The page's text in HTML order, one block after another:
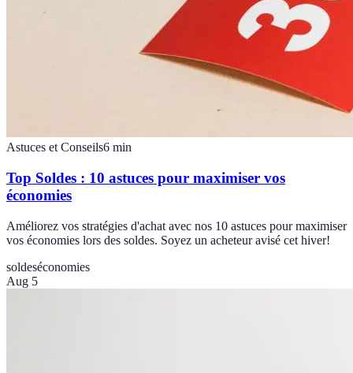
Astuces et Conseils6 min
Top Soldes : 10 astuces pour maximiser vos
économies
Améliorez vos stratégies d'achat avec nos 10 astuces pour maximiser
vos économies lors des soldes. Soyez un acheteur avisé cet hiver!
soldeséconomies
Aug 5